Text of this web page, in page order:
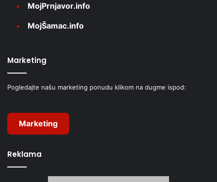
MojPrnjavor.info
MojŠamac.info
Marketing
Pogledajte našu marketing ponudu klikom na dugme ispod:
Marketing
Reklama